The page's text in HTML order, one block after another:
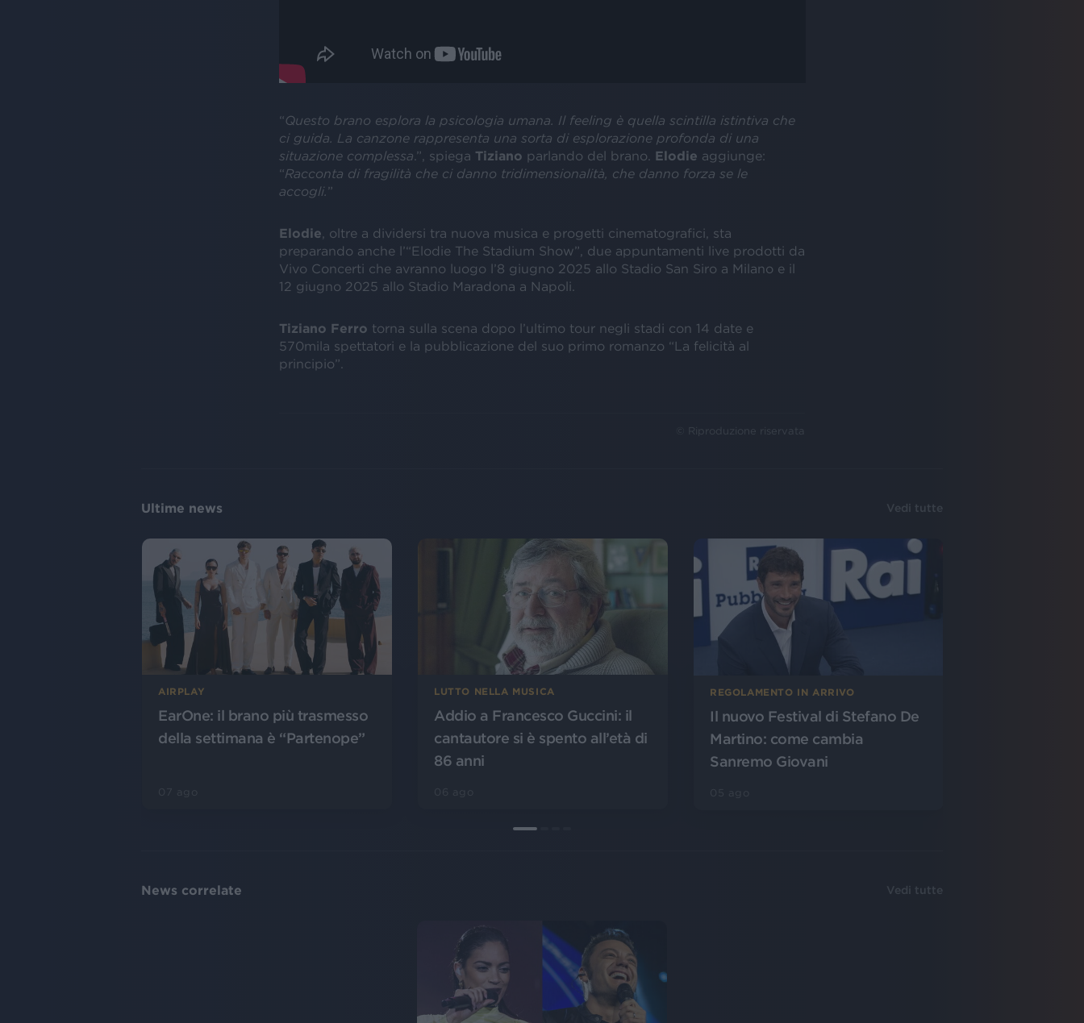
“Questo brano esplora la psicologia umana. Il feeling è quella scintilla istintiva che
ci guida. La canzone rappresenta una sorta di esplorazione profonda di una
situazione complessa .”, spiega Tiziano parlando del brano. Elodie aggiunge:
“Racconta di fragilità che ci danno tridimensionalità, che danno forza se le
accogli.”
Elodie , oltre a dividersi tra nuova musica e progetti cinematografici, sta
preparando anche l’“Elodie The Stadium Show”, due appuntamenti live prodotti da
Vivo Concerti che avranno luogo l’8 giugno 2025 allo Stadio San Siro a Milano e il
12 giugno 2025 allo Stadio Maradona a Napoli.
Tiziano Ferro torna sulla scena dopo l’ultimo tour negli stadi con 14 date e
570mila spettatori e la pubblicazione del suo primo romanzo “La felicità al
principio”.
© Riproduzione riservata
Ultime news Vedi tutte
AIRPLAY
EarOne: il brano più trasmesso
della settimana è “Partenope”
LUTTO NELLA MUSICA
Addio a Francesco Guccini: il
cantautore si è spento all’età di
86 anni
REGOLAMENTO IN ARRIVO
Il nuovo Festival di Stefano De
Martino: come cambia
Sanremo Giovani
News correlate Vedi tutte